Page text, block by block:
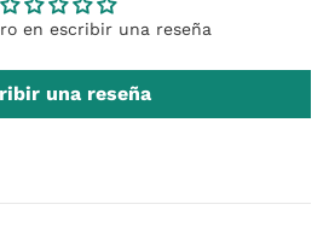
en escribir una reseña
una reseña